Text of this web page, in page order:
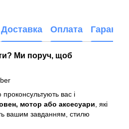
Доставка Оплата Гарантія
Ми поруч, щоб
вас і
мотор або аксесуари , які
вашим завданням, стилю